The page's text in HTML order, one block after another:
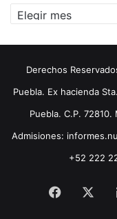
Archivos
Derechos
Puebla. Ex hacienda
Puebla. C.P.
Admisiones:
+52 222